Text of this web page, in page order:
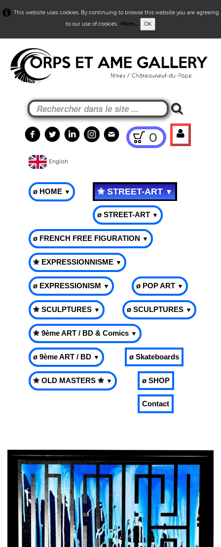
This website uses cookies. By continuing to browse this website you are agreeing
to our use of cookies. More... OK
0
English
ø HOME ▼ ✬ STREET-ART▼
ø STREET-ART ▼
ø FRENCH FREE FIGURATION ▼
✬ EXPRESSIONNISME ▼
ø EXPRESSIONISM ▼ ø POP ART ▼
✬ SCULPTURES ▼ ø SCULPTURES ▼
✬ 9ème ART / BD & Comics ▼
ø 9ème ART / BD ▼ ø Skateboards
✬ OLD MASTERS ✬ ▼ ø SHOP
Contact